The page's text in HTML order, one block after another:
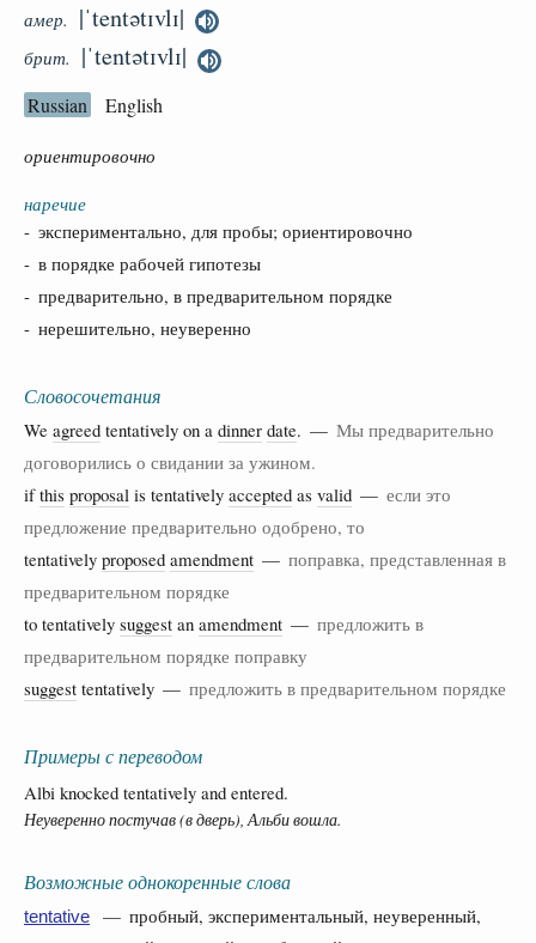
амер. |ˈtentətɪvlɪ|
брит. |ˈtentətɪvlɪ|
Russian English
ориентировочно
наречие
- экспериментально, для пробы; ориентировочно
- в порядке рабочей гипотезы
- предварительно, в предварительном порядке
- нерешительно, неуверенно
Словосочетания
We agreed tentatively on a dinner date. — Мы предварительно
договорились о свидании за ужином.
ifthis proposal is tentatively accepted as valid — если это
предложение предварительно одобрено, то
tentatively proposed amendment — поправка, представленная в
предварительном порядке
to tentatively suggest an amendment — предложить в
предварительном порядке поправку
suggest tentatively — предложить в предварительном порядке
Примеры с переводом
Albi knocked tentatively and entered.
Неуверенно постучав (в дверь), Альби вошла.
Возможные однокоренные слова
tentative
— пробный, экспериментальный, неуверенный,